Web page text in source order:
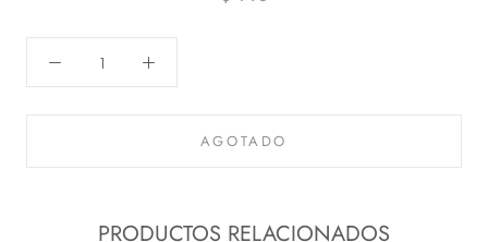
AGOTADO
PRODUCTOS RELACIONADOS